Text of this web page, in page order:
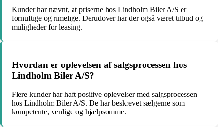
Kunder har nævnt, at priserne hos Lindholm Biler A/S er
fornuftige og rimelige. Derudover har der også været tilbud og
muligheder for leasing.
Hvordan er oplevelsen af salgsprocessen hos
Lindholm Biler A/S?
Flere kunder har haft positive oplevelser med salgsprocessen
hos Lindholm Biler A/S. De har beskrevet sælgerne som
kompetente, venlige og hjælpsomme.